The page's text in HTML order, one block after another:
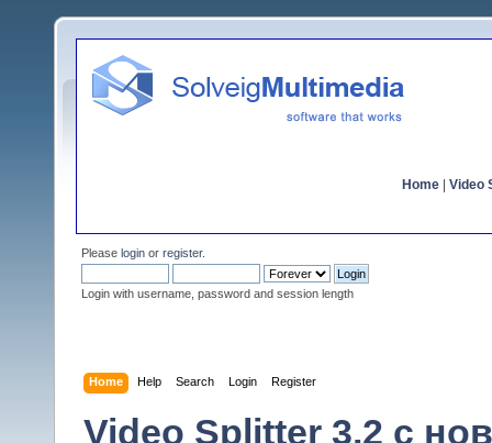
Home Video
Please login or register.
Login with username, password and session length
Home Help Search Login Register
Video Splitter 3.2 c